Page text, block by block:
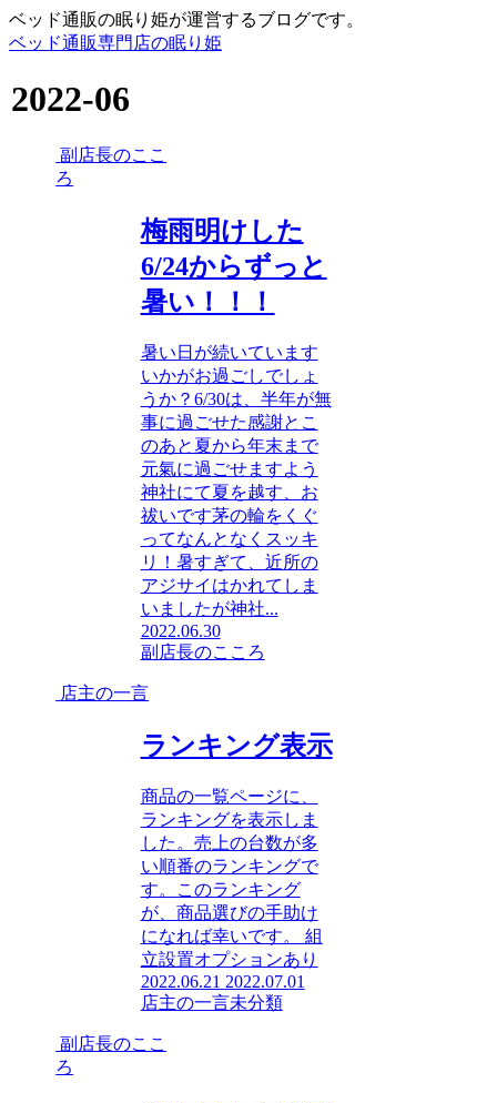
ベッド通販の眠り姫が運営するブログです。
ベッド通販専門店の眠り姫
2022-06
副店長のここ
ろ
梅雨明けした
6/24からずっと
暑い！！！
暑い日が続いています
いかがお過ごしでしょ
うか？6/30は、半年が無
事に過ごせた感謝とこ
のあと夏から年末まで
元氣に過ごせますよう
神社にて夏を越す、お
祓いです茅の輪をくぐ
ってなんとなくスッキ
リ！暑すぎて、近所の
アジサイはかれてしま
いましたが神社...
2022.06.30
副店長のこころ
店主の一言
ランキング表示
商品の一覧ページに、
ランキングを表示しま
した。売上の台数が多
い順番のランキングで
す。このランキング
が、商品選びの手助け
になれば幸いです。 組
立設置オプションあり
2022.06.21 2022.07.01
店主の一言未分類
副店長のここ
ろ